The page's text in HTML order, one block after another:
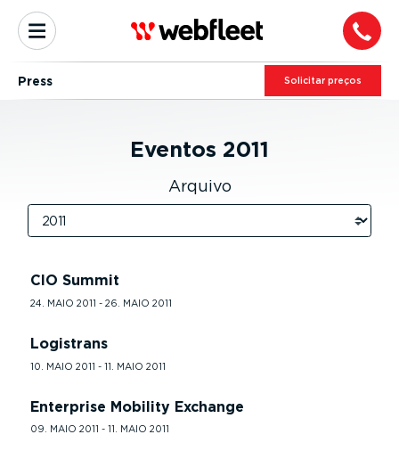
Press Solicitar preços
Eventos 2011
Arquivo
CIO Summit
24. MAIO 2011 - 26. MAIO 2011
Logistrans
10. MAIO 2011 - 11. MAIO 2011
Enterprise Mobility Exchange
09. MAIO 2011 - 11. MAIO 2011